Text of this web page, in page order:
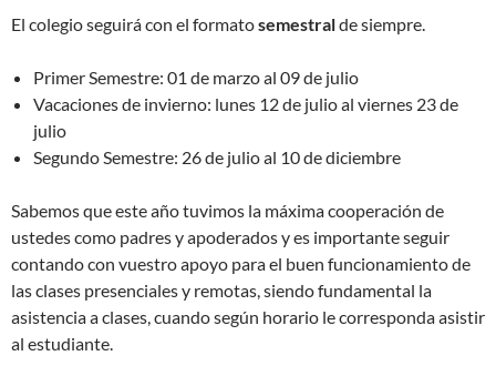
El colegio seguirá con el formatosemestralde siempre.
Primer Semestre: 01 de marzo al 09 de julio
Vacaciones de invierno: lunes 12 de julio al viernes 23 de
julio
Segundo Semestre: 26 de julio al 10 de diciembre
Sabemos que este año tuvimos la máxima cooperación de
ustedes como padres y apoderados y es importante seguir
contando con vuestro apoyo para el buen funcionamiento de
las clases presenciales y remotas, siendo fundamental la
asistencia a clases, cuando según horario le corresponda asistir
al estudiante.